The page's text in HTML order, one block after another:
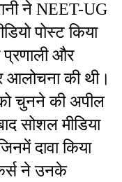
ने NEET-UG
पोस्ट किया
प्रणाली और
आलोचना की थी।
चुनने की अपील
सोशल मीडिया
दावा किया
ने उनके